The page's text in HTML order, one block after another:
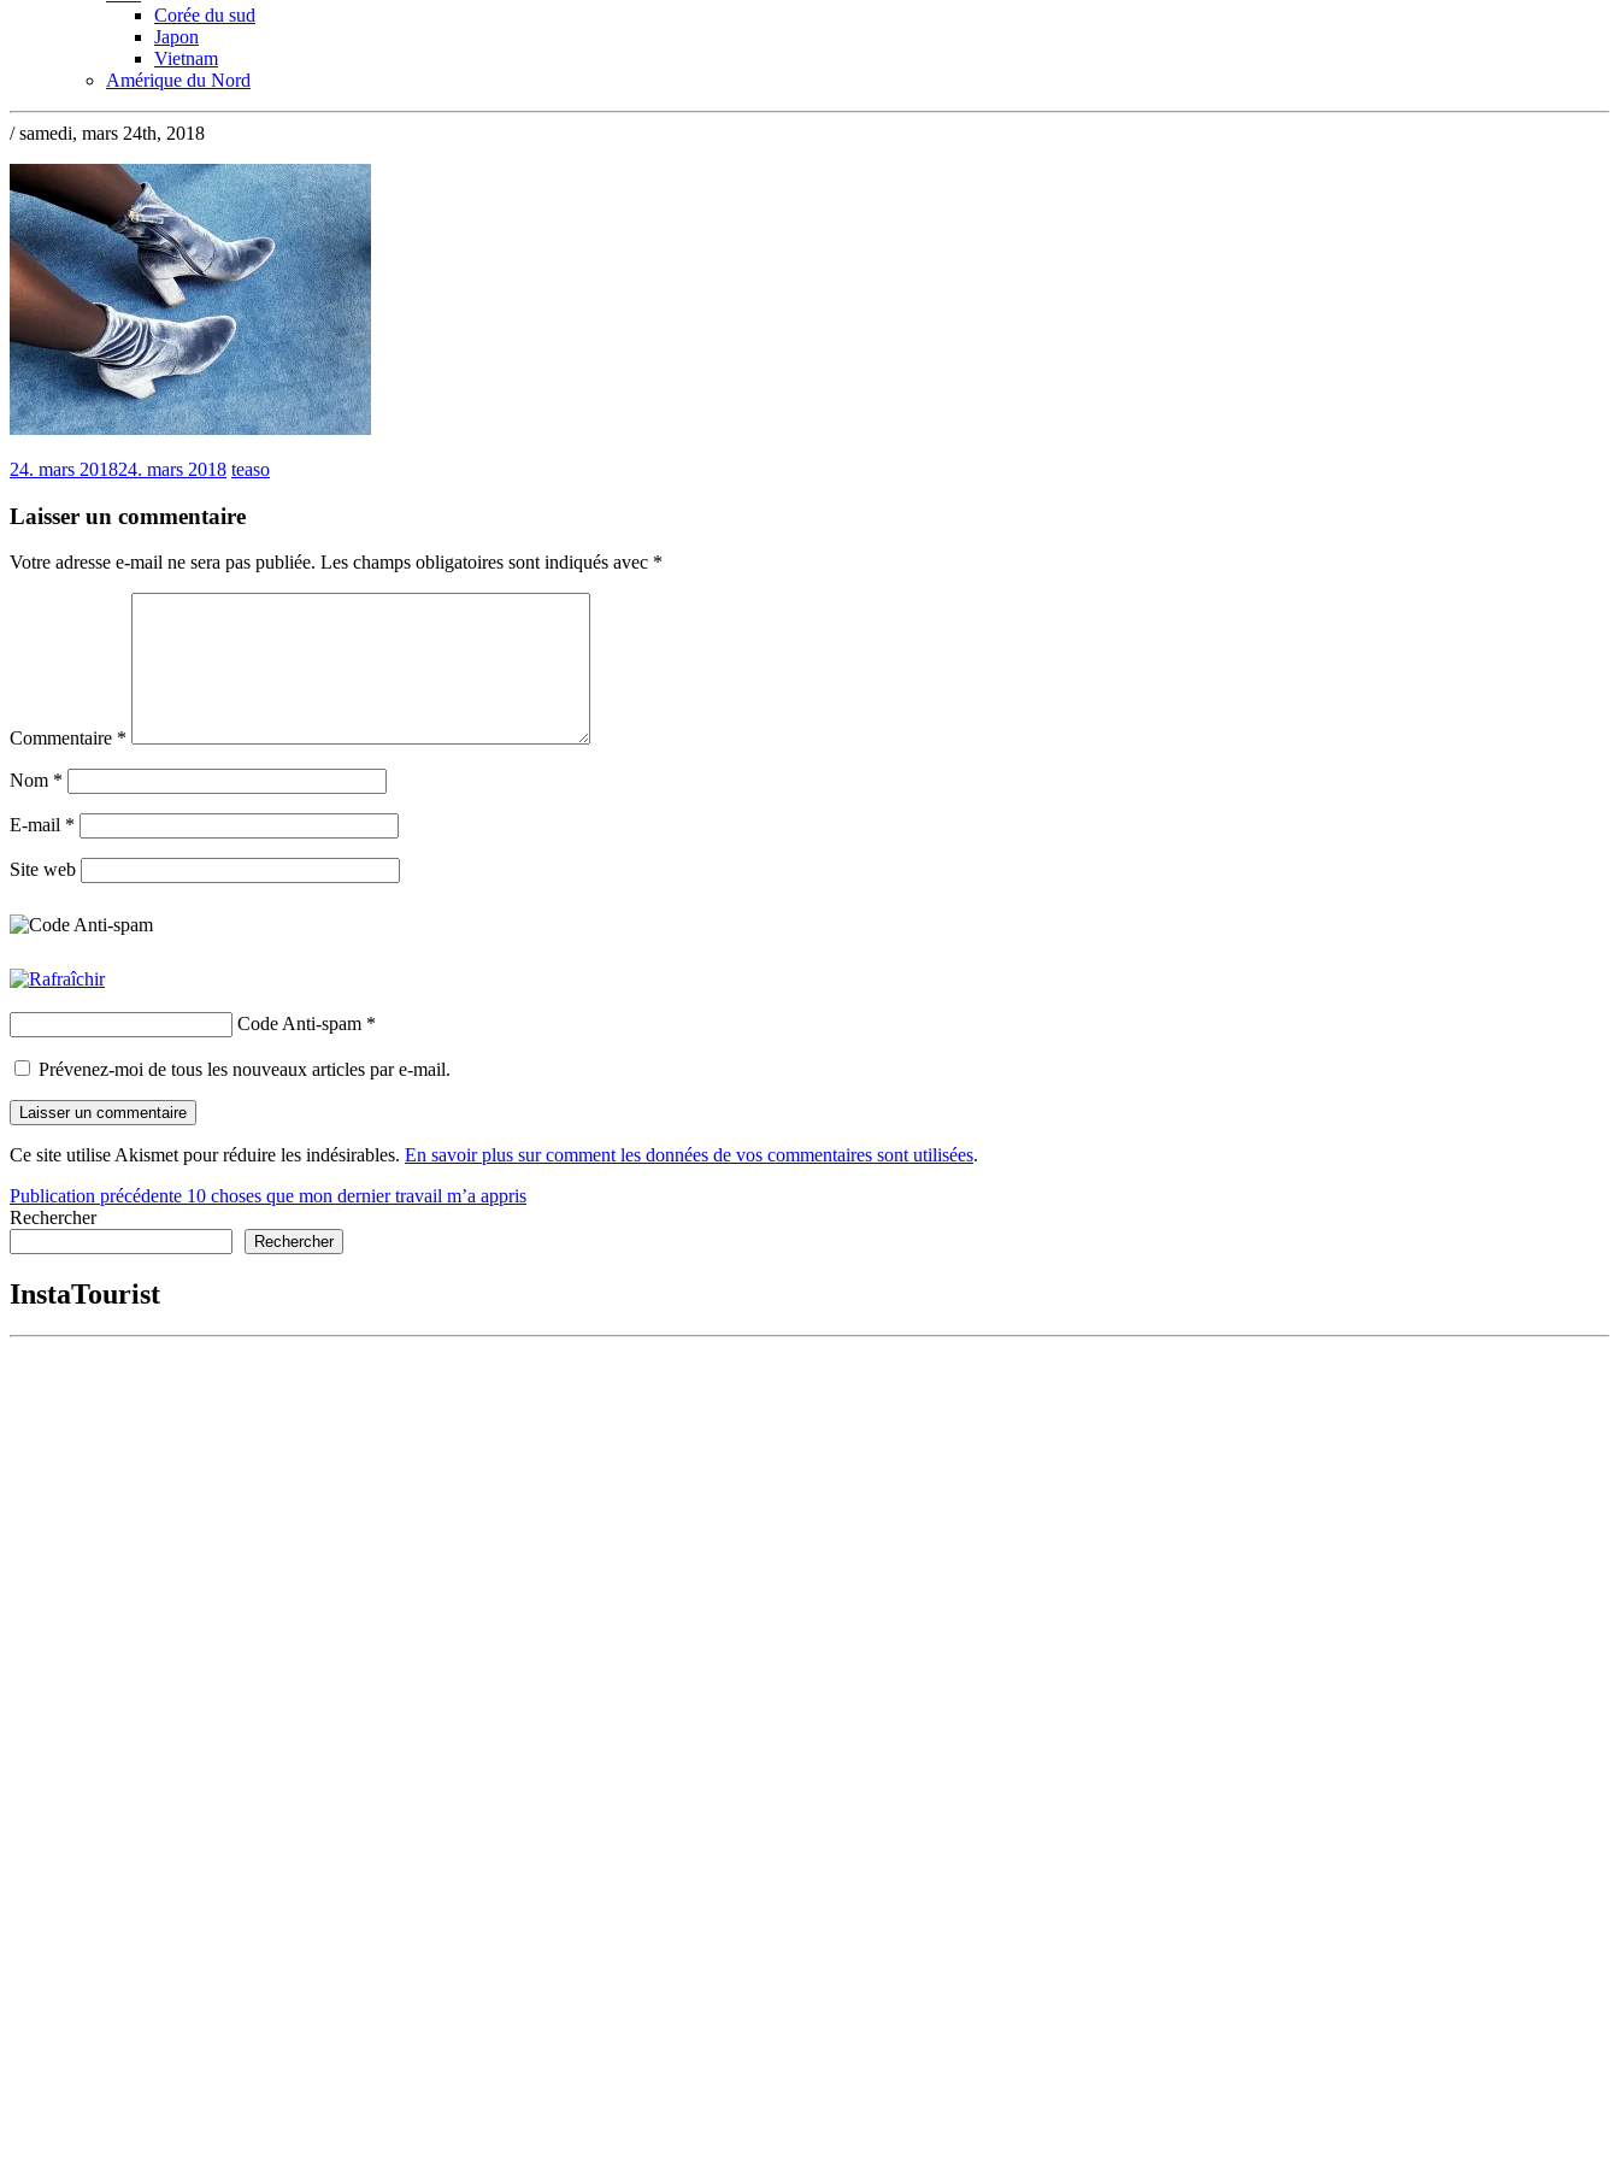
Corée du sud
Japon
Vietnam
Amérique du Nord
/ samedi, mars 24th, 2018
24. mars 201824. mars 2018 teaso
Laisser un commentaire
Votre adresse e-mail ne sera pas publiée. Les champs obligatoires sont indiqués avec *
Commentaire *
Nom *
E-mail *
Site web
Code Anti-spam *
Prévenez-moi de tous les nouveaux articles par e-mail.
Ce site utilise Akismet pour réduire les indésirables. En savoir plus sur comment les données de vos commentaires sont utilisées.
Navigation
de
Publication précédente 10 choses que mon dernier travail m’a appris
Rechercher
Rechercher
InstaTourist